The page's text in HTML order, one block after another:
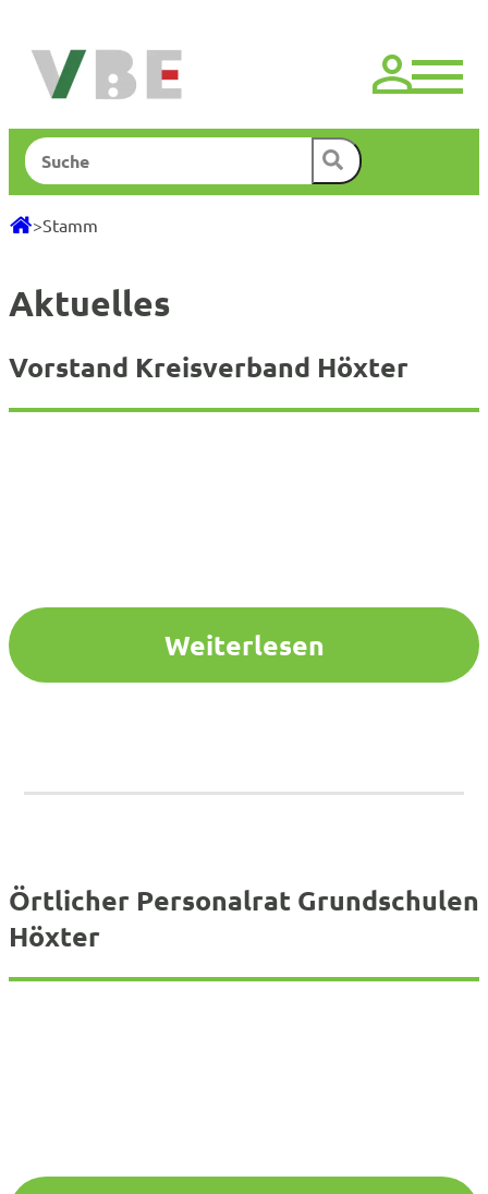
springen
Suchen
>Stamm
Aktuelles
Vorstand Kreisverband Höxter
Weiterlesen
Örtlicher Personalrat Grundschulen
Höxter